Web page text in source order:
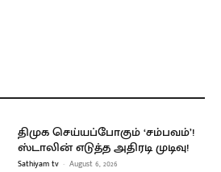
திமுக செய்யப்போகும் ‘சம்பவம்’!
ஸ்டாலின் எடுத்த அதிரடி முடிவு!
Sathiyam tv - August 6, 2026